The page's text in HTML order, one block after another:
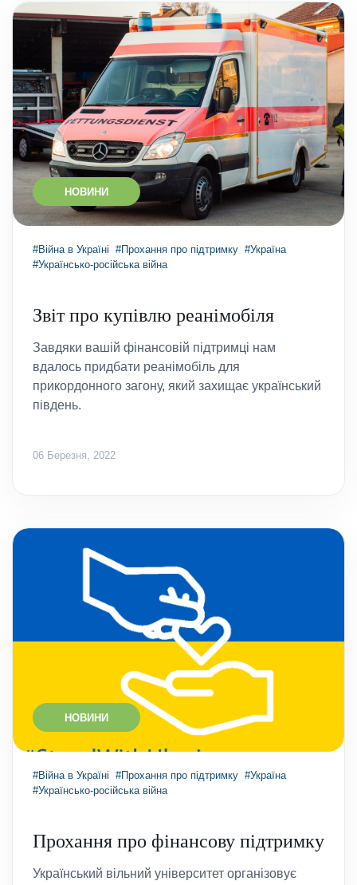
НОВИНИ
#Війна в Україні #Прохання про підтримку #Україна
#Українсько-російська війна
Звіт про купівлю реанімобіля
Завдяки вашій фінансовій підтримці нам
вдалось придбати реанімобіль для
прикордонного загону, який захищає український
південь.
06 Березня, 2022
НОВИНИ
#Війна в Україні #Прохання про підтримку #Україна
#Українсько-російська війна
Прохання про фінансову підтримку
Український вільний університет організовує